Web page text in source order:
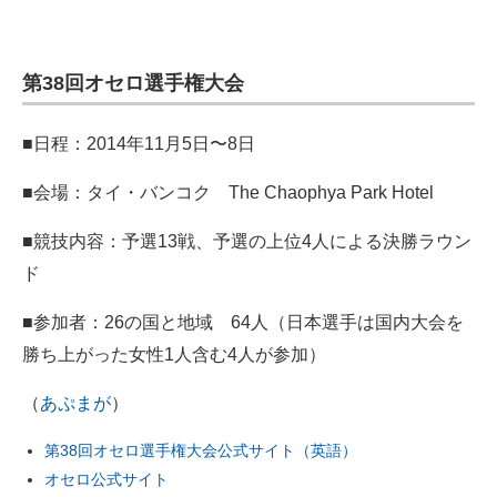
第38回オセロ選手権大会
■日程：2014年11月5日〜8日
■会場：タイ・バンコク The Chaophya Park Hotel
■競技内容：予選13戦、予選の上位4人による決勝ラウン
ド
■参加者：26の国と地域 64人（日本選手は国内大会を
勝ち上がった女性1人含む4人が参加）
（あぷまが）
第38回オセロ選手権大会公式サイト（英語）
オセロ公式サイト